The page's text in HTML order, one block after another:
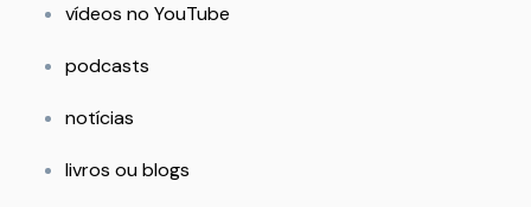
vídeos no YouTube
podcasts
notícias
livros ou blogs